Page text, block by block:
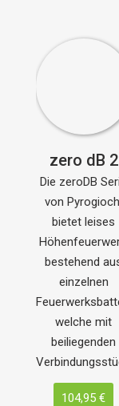
zero dB 2
Die zeroDB
von
bietet leises
bestehend
einzelnen
welche mit
beiliegenden
104,95 €